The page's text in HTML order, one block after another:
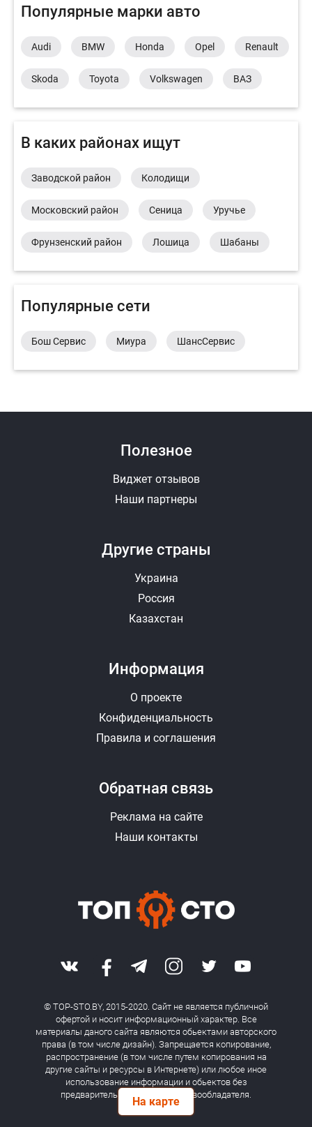
Популярные марки авто
Audi BMW Honda Opel Renault
Skoda Toyota Volkswagen ВАЗ
В каких районах ищут
Заводской район Колодищи
Московский район Сеница Уручье
Фрунзенский район Лошица Шабаны
Популярные сети
Бош Сервис Миура ШансСервис
На карте
Другие страны
Украина
Россия
Казахстан
Полезное
Виджет отзывов
Наши партнеры
Информация
О проекте
Конфиденциальность
Правила и соглашения
Обратная связь
Реклама на сайте
Наши контакты
© TOP-STO.BY, 2015-2020. Сайт не является публичной
офертой и носит информационный характер. Все
материалы даного сайта являются обьектами авторского
права (в том числе дизайн). Запрещается копирование,
распространение (в том числе путем копирования на
другие сайты и ресурсы в Интернете) или любое иное
использование информации и обьектов без
предварительного согласия правообладателя.